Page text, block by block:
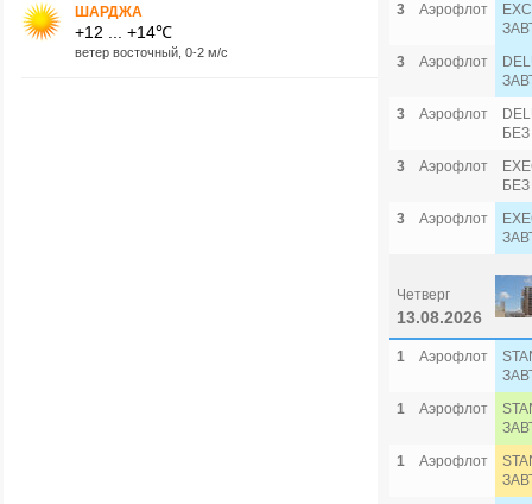
ШАРДЖА
+12 ... +14℃
ветер восточный, 0-2 м/с
3
Аэрофлот
3
Аэрофлот
3
Аэрофлот
3
Аэрофлот
3
Аэрофлот
Четверг
13.08.2026
1 Аэрофлот
1
Аэрофлот
1
Аэрофлот